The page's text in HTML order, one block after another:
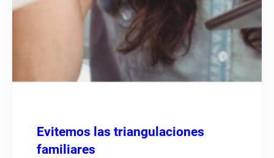
Evitemos las triangulaciones
familiares